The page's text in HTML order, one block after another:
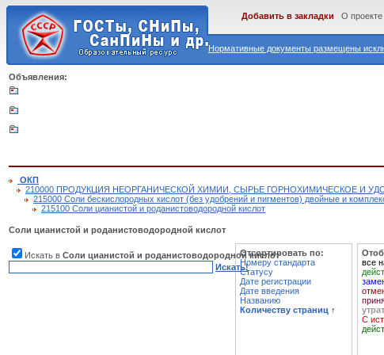
Нормативные документы размещены
Добавить в закладки О проекте
Объявления:
ОКП
210000 ПРОДУКЦИЯ НЕОРГАНИЧЕСКОЙ ХИМИИ, СЫРЬЕ ГОРНОХИМИЧЕСКОЕ И
215000 Соли бескислородных кислот (без удобрений и пигментов) двойные и
215100 Соли цианистой и роданистоводородной кислот
Соли цианистой и роданистоводородной кислот
Искать в Соли цианистой и роданистоводородной кислот
Искать!
Отсортировать по:
Номеру стандарта
Статусу
Дате регистрации
Дате введения
Названию
Количеству страниц ↑
все
С